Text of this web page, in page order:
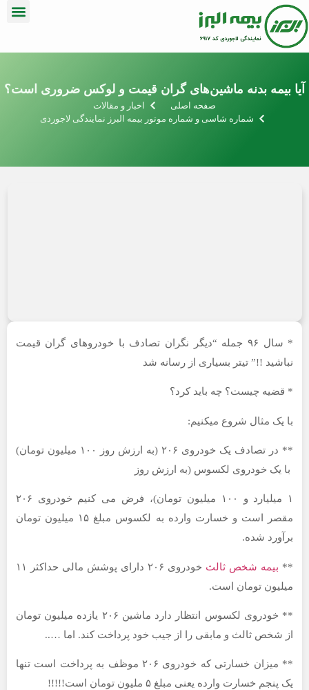
بدنه ماشین‌های گران قیمت و لوکس ضروری است؟
صفحه اصلی
اخبار و مقالات
شماره شاسی و شماره موتور بیمه البرز نمایندگی لاجوردی
* سال ۹۶ جمله “دیگر نگران تصادف با خودروهای گران قیمت
!!” تیتر بسیاری از رسانه شد
چیست؟ چه باید کرد؟
مثال شروع میکنیم:
** در تصادف یک خودروی ۲۰۶ (به ارزش روز ۱۰۰ میلیون تومان)
خودروی لکسوس (به ارزش روز
۱ میلیارد و ۱۰۰ میلیون تومان)، فرض می کنیم خودروی ۲۰۶
مقصر است و خسارت وارده به لکسوس مبلغ ۱۵ میلیون تومان
شده.
شخص ثالث
خودروی ۲۰۶ دارای پوشش مالی حداکثر ۱۱
تومان است.
** خودروی لکسوس انتظار دارد ماشین ۲۰۶ یازده میلیون تومان
ثالث و مابقی را از جیب خود پرداخت کند. اما …..
** میزان خسارتی که خودروی ۲۰۶ موظف به پرداخت است تنها
وارده یعنی مبلغ ۵ ملیون تومان است!!!!!